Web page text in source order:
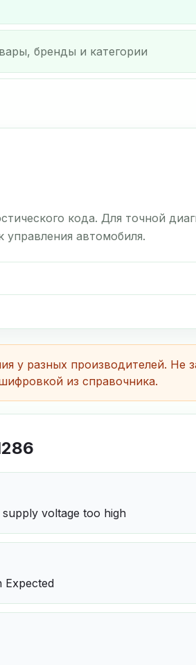
кода. Для точной
автомобиля.
у разных производителей. Не
из справочника.
voltage too high
Expected